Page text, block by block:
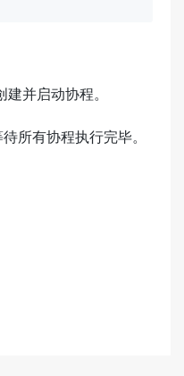
并启动协程。
所有协程执行完毕。